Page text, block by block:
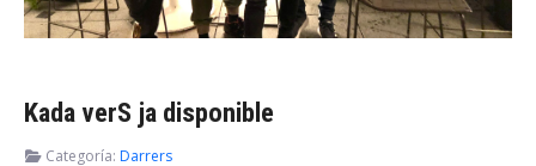
Kada verS ja disponible
Categoría: Darrers